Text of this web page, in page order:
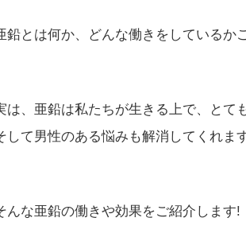
鉛とは何か、どんな働きをしているか
は、亜鉛は私たちが生きる上で、とて
して男性のある悩みも解消してくれま
んな亜鉛の働きや効果をご紹介します!